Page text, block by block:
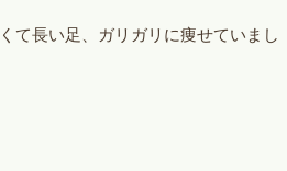
て長い足、ガリガリに痩せていまし